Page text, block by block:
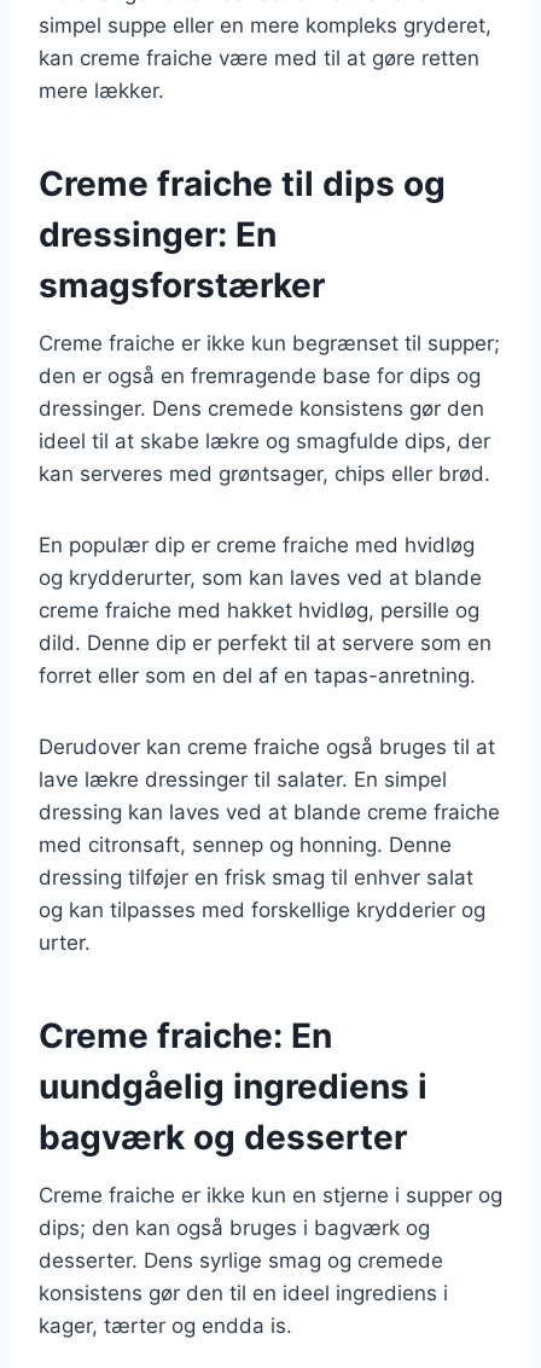
simpel suppe eller en mere kompleks gryderet,
kan creme fraiche være med til at gøre retten
mere lækker.
Creme fraiche til dips og
dressinger: En
smagsforstærker
Creme fraiche er ikke kun begrænset til supper;
den er også en fremragende base for dips og
dressinger. Dens cremede konsistens gør den
ideel til at skabe lækre og smagfulde dips, der
kan serveres med grøntsager, chips eller brød.
En populær dip er creme fraiche med hvidløg
og krydderurter, som kan laves ved at blande
creme fraiche med hakket hvidløg, persille og
dild. Denne dip er perfekt til at servere som en
forret eller som en del af en tapas-anretning.
Derudover kan creme fraiche også bruges til at
lave lækre dressinger til salater. En simpel
dressing kan laves ved at blande creme fraiche
med citronsaft, sennep og honning. Denne
dressing tilføjer en frisk smag til enhver salat
og kan tilpasses med forskellige krydderier og
urter.
Creme fraiche: En
uundgåelig ingrediens i
bagværk og desserter
Creme fraiche er ikke kun en stjerne i supper og
dips; den kan også bruges i bagværk og
desserter. Dens syrlige smag og cremede
konsistens gør den til en ideel ingrediens i
kager, tærter og endda is.